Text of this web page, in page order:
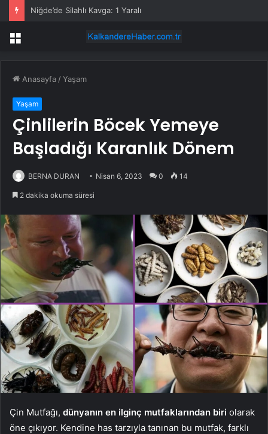
Niğde’de Silahlı Kavga: 1 Yaralı
Menü
Anasayfa /Yaşam
Yaşam
Çinlilerin Böcek Yemeye
Başladığı Karanlık Dönem
BERNA DURAN Nisan 6, 2023 0 14
2 dakika okuma süresi
Çin Mutfağı, dünyanın en ilginç mutfaklarından biri olarak
öne çıkıyor. Kendine has tarzıyla tanınan bu mutfak, farklı